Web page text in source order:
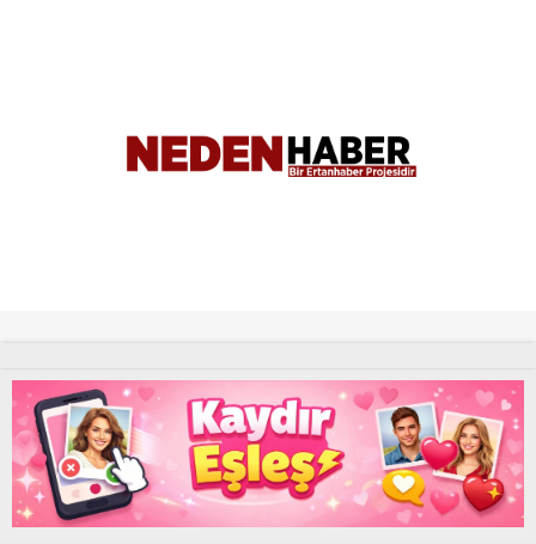
haber
Uyap Eş Zamanlı Sorgu Hatası Çözümü
UYAP Sorgu Otomasyon Programı